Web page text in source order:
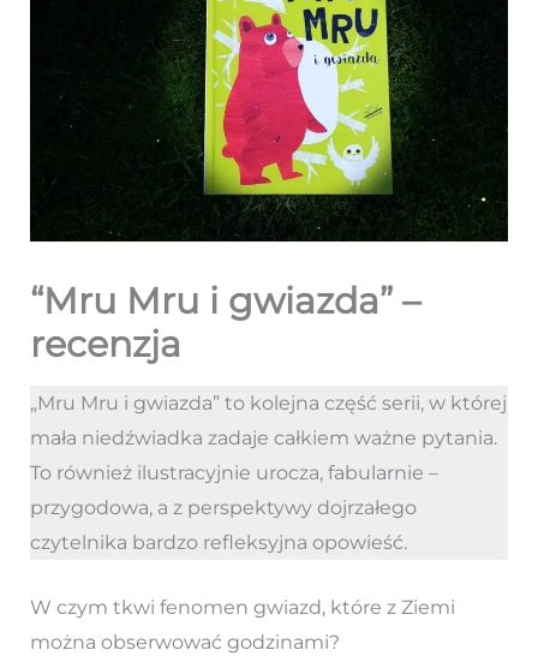
“Mru Mru i gwiazda” –
recenzja
„Mru Mru i gwiazda” to kolejna część serii, w której
mała niedźwiadka zadaje całkiem ważne pytania.
To również ilustracyjnie urocza, fabularnie –
przygodowa, a z perspektywy dojrzałego
czytelnika bardzo refleksyjna opowieść.
W czym tkwi fenomen gwiazd, które z Ziemi
można obserwować godzinami?